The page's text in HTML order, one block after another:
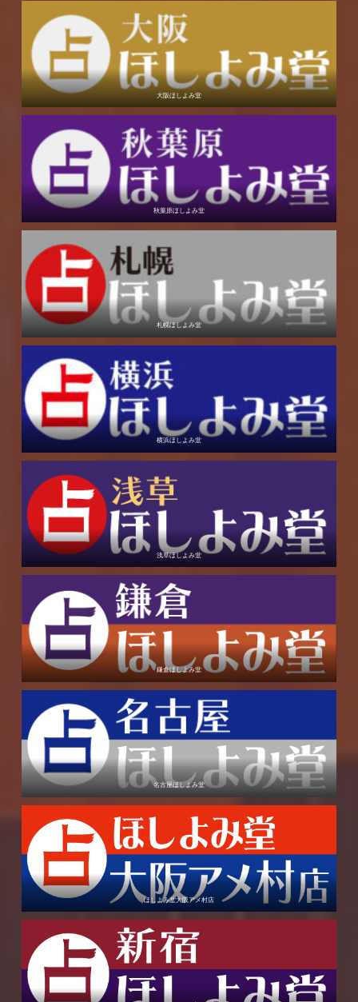
大阪ほしよみ堂
秋葉原ほしよみ堂
札幌ほしよみ堂
横浜ほしよみ堂
浅草ほしよみ堂
鎌倉ほしよみ堂
名古屋ほしよみ堂
ほしよみ堂大阪アメ村店